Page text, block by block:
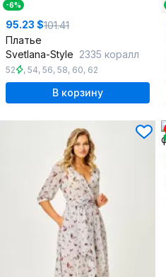
-6%
95.23 $101.41
Платье
Svetlana-Style 2335 коралл
52 , 54, 56, 58, 60, 62
В корзину